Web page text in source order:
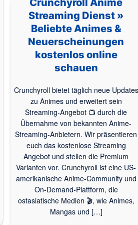
Crunchyroll Anime
Streaming Dienst »
Beliebte Animes &
Neuerscheinungen
kostenlos online
schauen
Crunchyroll bietet täglich neue Updates
zu Animes und erweitert sein
Streaming-Angebot 📺 durch die
Übernahme von bekannten Anime-
Streaming-Anbietern. Wir präsentieren
euch das kostenlose Streaming
Angebot und stellen die Premium
Varianten vor. Crunchyroll ist eine US-
amerikanische Anime-Community und
On-Demand-Plattform, die
ostasiatische Medien 🎬, wie Animes,
Mangas und […]